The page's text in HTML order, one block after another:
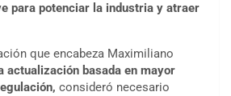
para potenciar la industria y atraer
que encabeza Maximiliano
actualización basada en mayor
consideró necesario